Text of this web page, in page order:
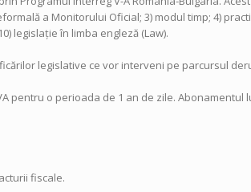
a Monitorului Oficial; 3) modul timp; 4)
legislație în limba engleză (Law).
legislative ce vor interveni pe parcursul
pentru o perioada de 1 an de zile.
fiscale.